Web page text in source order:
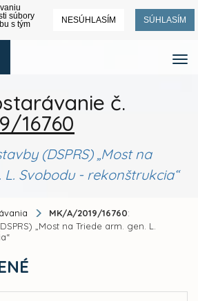
súbory
s tým
NESÚHLASÍM SÚHLASÍM
č.
16760
(DSPRS) „Most na
L. Svobodu - rekonštrukcia“
MK/A/2019/16760:
„Most na Triede arm. gen. L.